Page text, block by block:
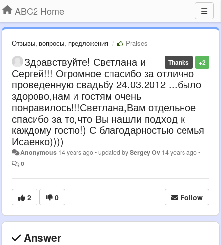
ABC2 Home
Отзывы, вопросы, предложения Praises
+2
Thanks
Здравствуйте! Светлана и
Сергей!!! Огромное спасибо за отлично
проведённую свадьбу 24.03.2012 ...было
здорово,нам и гостям очень
понравилось!!!Светлана,Вам отдельное
спасибо за то,что Вы нашли подход к
каждому гостю!) С благодарностью семья
Исаенко))))
Anonymous 14 years ago•updated bySergey Ov 14 years ago•
0
2 0 Follow
Answer